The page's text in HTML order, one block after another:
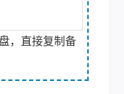
，直接复制备